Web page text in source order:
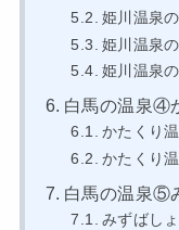
姫川温泉
姫川温泉
姫川温泉
白馬の温泉④
かたくり
かたくり
白馬の温泉⑤
みずばし